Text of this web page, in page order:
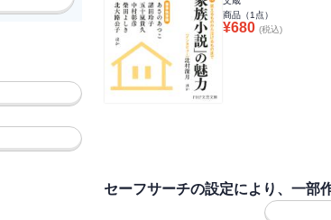
商品（1 点）
¥680 (税込)
セーフサーチの設定により、一部